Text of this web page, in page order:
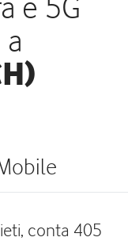
conta 405